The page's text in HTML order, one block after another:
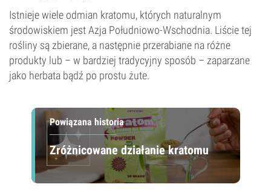
Istnieje wiele odmian kratomu, których naturalnym
środowiskiem jest Azja Południowo-Wschodnia. Liście tej
rośliny są zbierane, a następnie przerabiane na różne
produkty lub – w bardziej tradycyjny sposób – zaparzane
jako herbata bądź po prostu żute.
Powiązana historia
Zróżnicowane działanie kratomu